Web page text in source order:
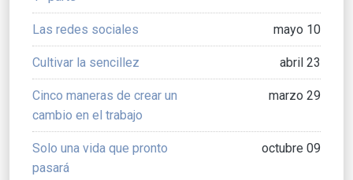
Las redes sociales mayo 10
Cultivar la sencillez abril 23
Cinco maneras de crear un
cambio en el trabajo
marzo 29
Solo una vida que pronto
pasará
octubre 09